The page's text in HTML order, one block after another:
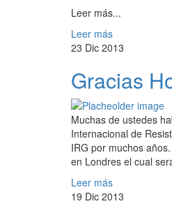
Leer más...
Leer más
23 Dic 2013
Gracias
Muchas de ustedes
Internacional de
IRG por muchos
en Londres el cual
Leer más
19 Dic 2013